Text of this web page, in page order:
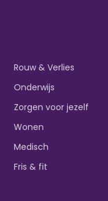
Rouw & Verlies
Onderwijs
Zorgen voor jezelf
Wonen
Medisch
Fris & fit